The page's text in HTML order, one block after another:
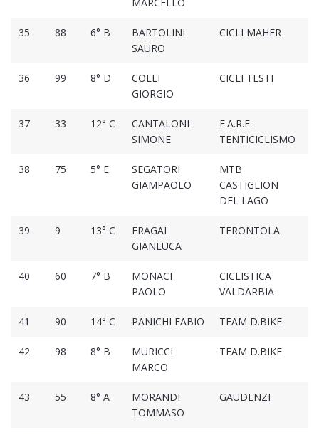
MARCELLO
35 88 6° B
BARTOLINI
SAURO
CICLI MAHER
36 99 8° D
COLLI
GIORGIO
CICLI TESTI
37 33 12° C
CANTALONI
SIMONE
F.A.R.E.-
TENTICICLISMO
38 75 5° E
SEGATORI
GIAMPAOLO
MTB
CASTIGLION
DEL LAGO
39 9 13° C
FRAGAI
GIANLUCA
TERONTOLA
40 60 7° B
MONACI
PAOLO
CICLISTICA
VALDARBIA
41 90 14° C PANICHI FABIO TEAM D.BIKE
42 98 8° B
MURICCI
MARCO
TEAM D.BIKE
43 55 8° A
MORANDI
TOMMASO
GAUDENZI